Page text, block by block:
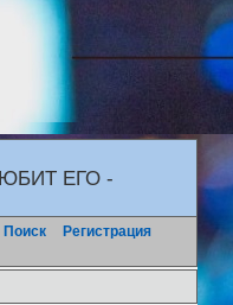
ЕГО -
Поиск
Регистрация